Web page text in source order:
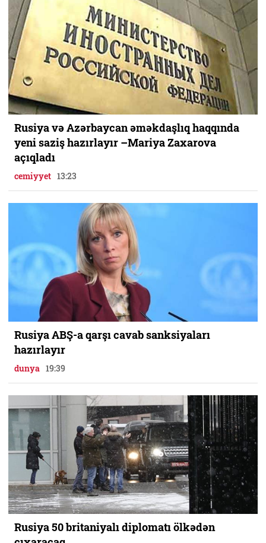
Rusiya və Azərbaycan əməkdaşlıq haqqında
yeni saziş hazırlayır –Mariya Zaxarova
açıqladı
cemiyyet 13:23
Rusiya ABŞ-a qarşı cavab sanksiyaları
hazırlayır
dunya 19:39
Rusiya 50 britaniyalı diplomatı ölkədən